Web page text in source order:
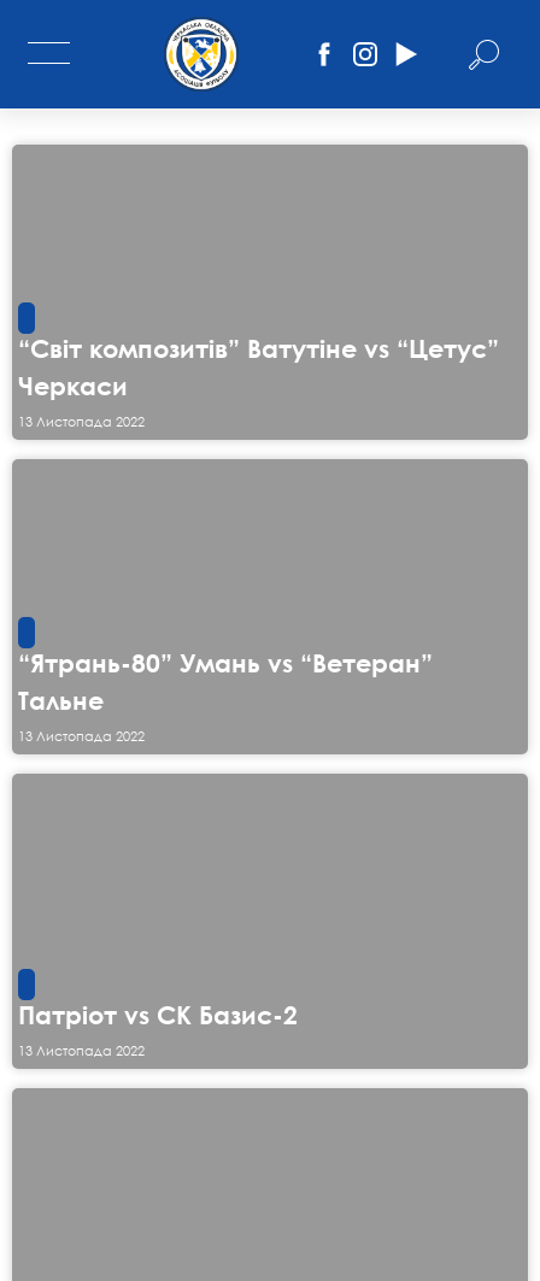
“Світ композитів” Ватутіне vs “Цетус”
Черкаси
13 Листопада 2022
“Ятрань-80” Умань vs “Ветеран”
Тальне
13 Листопада 2022
Патріот vs СК Базис-2
13 Листопада 2022